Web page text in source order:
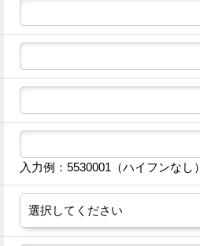
入力例：5530001（ハイフンなし）